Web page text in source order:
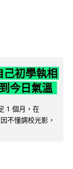
初學執相
今日氣溫
1 個月，在
不懂調校光影，